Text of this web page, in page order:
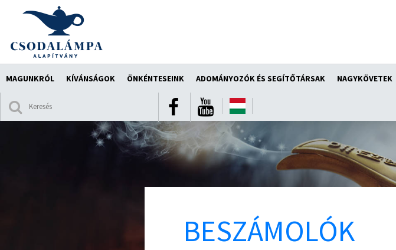
MAGUNKRÓL KÍVÁNSÁGOK ÖNKÉNTESEINK ADOMÁNYOZÓK ÉS SEGÍTŐTÁRSAK NAGYKÖVETEK
BESZÁMOLÓK